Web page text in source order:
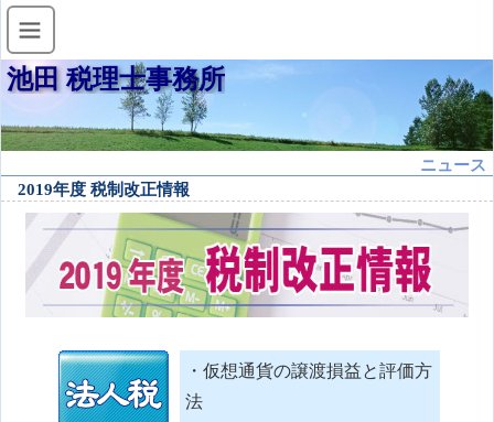
池田 税理士事務所
ニュース
2019年度 税制改正情報
・仮想通貨の譲渡損益と評価方
法